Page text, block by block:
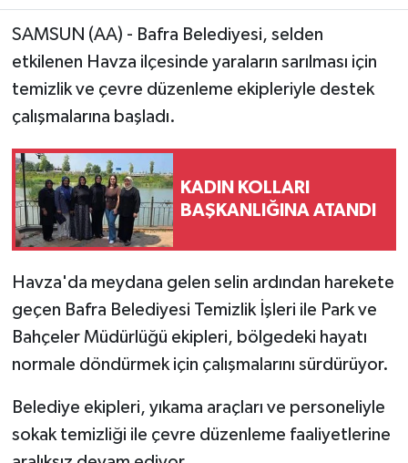
SAMSUN (AA) - Bafra Belediyesi, selden
etkilenen Havza ilçesinde yaraların sarılması için
temizlik ve çevre düzenleme ekipleriyle destek
çalışmalarına başladı.
KADIN KOLLARI
BAŞKANLIĞINA ATANDI
Havza'da meydana gelen selin ardından harekete
geçen Bafra Belediyesi Temizlik İşleri ile Park ve
Bahçeler Müdürlüğü ekipleri, bölgedeki hayatı
normale döndürmek için çalışmalarını sürdürüyor.
Belediye ekipleri, yıkama araçları ve personeliyle
sokak temizliği ile çevre düzenleme faaliyetlerine